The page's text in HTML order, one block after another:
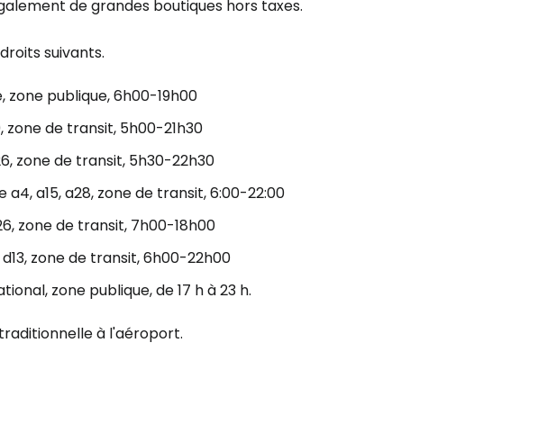
de grandes boutiques hors taxes.
suivants.
publique, 6h00-19h00
de transit, 5h00-21h30
zone de transit, 5h30-22h30
a15, a28, zone de transit, 6:00-22:00
zone de transit, 7h00-18h00
zone de transit, 6h00-22h00
zone publique, de 17 h à 23 h.
à l'aéroport.à Cestee